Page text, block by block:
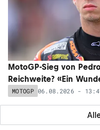
MotoGP-Sieg von
Reichweite? «Ein
MOTOGP 06.08.2026 -